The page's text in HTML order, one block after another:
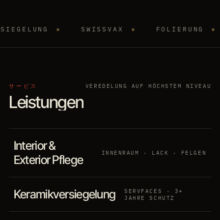
SHOKUNIN SPIRIT
* SWISSVAX * FOLIERUNG * 完璧主義
サービス
Leistungen
VEREDELUNG AUF HÖCHSTEM NIVEAU
Interior &
Exterior Pflege
INNENRAUM · LACK · FELGEN
von der Tiefenreinigung der Sitze, Teppiche und Kunststoffe
Keramikversiegelung
SERVFACES · 3+
JAHRE SCHUTZ